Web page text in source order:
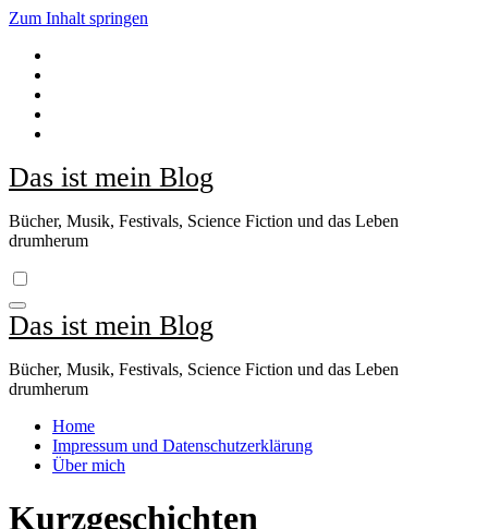
Zum Inhalt springen
Das ist mein Blog
Bücher, Musik, Festivals, Science Fiction und das Leben
drumherum
Das ist mein Blog
Bücher, Musik, Festivals, Science Fiction und das Leben
drumherum
Home
Impressum und Datenschutzerklärung
Über mich
Kurzgeschichten